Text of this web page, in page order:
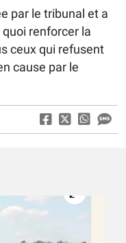
par le tribunal et a
renforcer la
ceux qui refusent
cause par le